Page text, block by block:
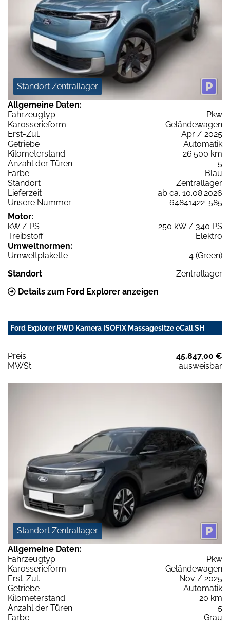
Standort Zentrallager
Allgemeine Daten:
Fahrzeugtyp
Pkw
Karosserieform
Geländewagen
Erst-Zul.
Apr / 2025
Getriebe
Automatik
Kilometerstand
26.500 km
Anzahl der Türen
5
Farbe
Blau
Standort
Zentrallager
Lieferzeit
ab ca. 10.08.2026
Unsere Nummer
64841422-585
Motor:
kW / PS
250 kW / 340 PS
Treibstoff
Elektro
Umweltnormen:
Umweltplakette
4 (Green)
Standort
Zentrallager
Details zum Ford Explorer anzeigen
Ford Explorer RWD Kamera ISOFIX Massagesitze eCall SH
Preis:
45.847,00 €
MWSt:
ausweisbar
Standort Zentrallager
Allgemeine Daten:
Fahrzeugtyp
Pkw
Karosserieform
Geländewagen
Erst-Zul.
Nov / 2025
Getriebe
Automatik
Kilometerstand
20 km
Anzahl der Türen
5
Farbe
Grau